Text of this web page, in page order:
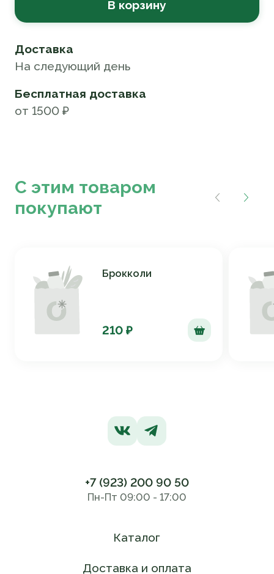
В корзину
Доставка
На следующий день
Бесплатная доставка
от 1500 ₽
С этим товаром
покупают
Брокколи
210 ₽
Каталог
Доставка и оплата
+7 (923) 200 90 50
Пн-Пт 09:00 - 17:00